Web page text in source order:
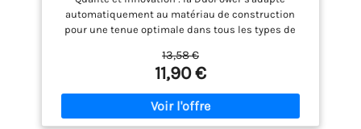
automatiquement au matériau de construction
pour une tenue optimale dans tous les types de
se déploie ou forme un nœud pour s'adapter à tous
vos besoins. Installation facile : la collerette étroite
empêche la cheville de glisser dans le perçage.
Applications : cette cheville convient pour une
multitude d'applications (miroirs, suspensions,
13,58 €
11,90 €